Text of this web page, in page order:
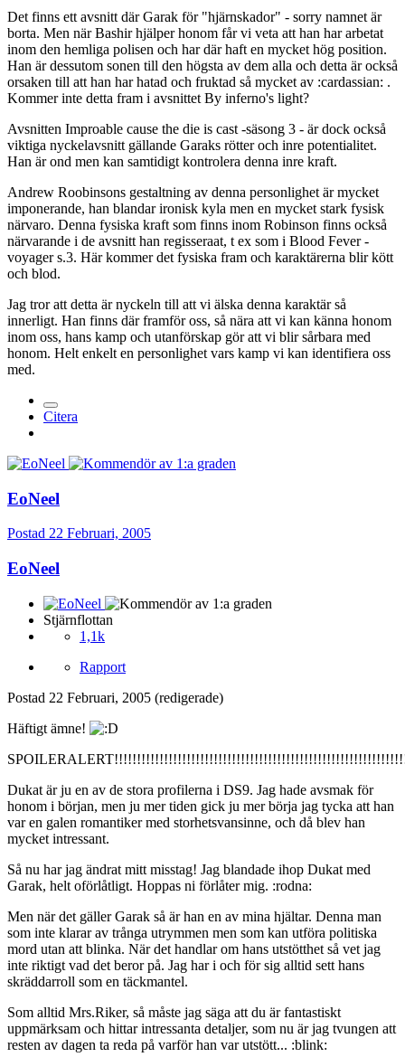
Det finns ett avsnitt där Garak för "hjärnskador" - sorry namnet är
borta. Men när Bashir hjälper honom får vi veta att han har arbetat
inom den hemliga polisen och har där haft en mycket hög position.
Han är dessutom sonen till den högsta av dem alla och detta är också
orsaken till att han har hatad och fruktad så mycket av :cardassian: .
Kommer inte detta fram i avsnittet By inferno's light?
Avsnitten Improable cause the die is cast -säsong 3 - är dock också
viktiga nyckelavsnitt gällande Garaks rötter och inre potentialitet.
Han är ond men kan samtidigt kontrolera denna inre kraft.
Andrew Roobinsons gestaltning av denna personlighet är mycket
imponerande, han blandar ironisk kyla men en mycket stark fysisk
närvaro. Denna fysiska kraft som finns inom Robinson finns också
närvarande i de avsnitt han regisseraat, t ex som i Blood Fever -
voyager s.3. Här kommer det fysiska fram och karaktärerna blir kött
och blod.
Jag tror att detta är nyckeln till att vi älska denna karaktär så
innerligt. Han finns där framför oss, så nära att vi kan känna honom
inom oss, hans kamp och utanförskap gör att vi blir sårbara med
honom. Helt enkelt en personlighet vars kamp vi kan identifiera oss
med.
Citera
EoNeel
Postad 22 Februari, 2005
EoNeel
Stjärnflottan
1,1k
Rapport
Postad 22 Februari, 2005 (redigerade)
Häftigt ämne!
Dukat är ju en av de stora profilerna i DS9. Jag hade avsmak för
honom i början, men ju mer tiden gick ju mer börja jag tycka att han
var en galen romantiker med storhetsvansinne, och då blev han
mycket intressant.
Så nu har jag ändrat mitt misstag! Jag blandade ihop Dukat med
Garak, helt oförlåtligt. Hoppas ni förlåter mig. :rodna:
Men när det gäller Garak så är han en av mina hjältar. Denna man
som inte klarar av trånga utrymmen men som kan utföra politiska
mord utan att blinka. När det handlar om hans utstötthet så vet jag
inte riktigt vad det beror på. Jag har i och för sig alltid sett hans
skräddarroll som en täckmantel.
Som alltid Mrs.Riker, så måste jag säga att du är fantastiskt
uppmärksam och hittar intressanta detaljer, som nu är jag tvungen att
resten av dagen ta reda på varför han var utstött... :blink: